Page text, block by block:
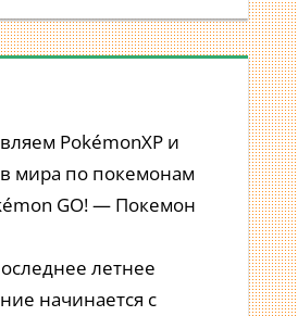
PokémonXP и
мира по покемонам
GO! — Покемон
летнее
начинается с